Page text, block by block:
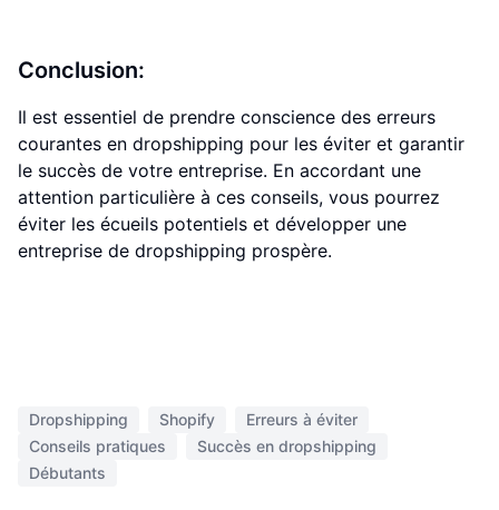
Conclusion:
Il est essentiel de prendre conscience des erreurs
courantes en dropshipping pour les éviter et garantir
le succès de votre entreprise. En accordant une
attention particulière à ces conseils, vous pourrez
éviter les écueils potentiels et développer une
entreprise de dropshipping prospère.
Dropshipping Shopify
Erreurs à éviter
Conseils pratiques
Succès en dropshipping
Débutants